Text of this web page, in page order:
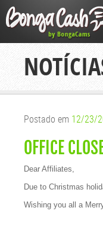
Postado em 12/23/
OFFICE
Dear Affiliates,
Due to Christmas
Wishing you all a